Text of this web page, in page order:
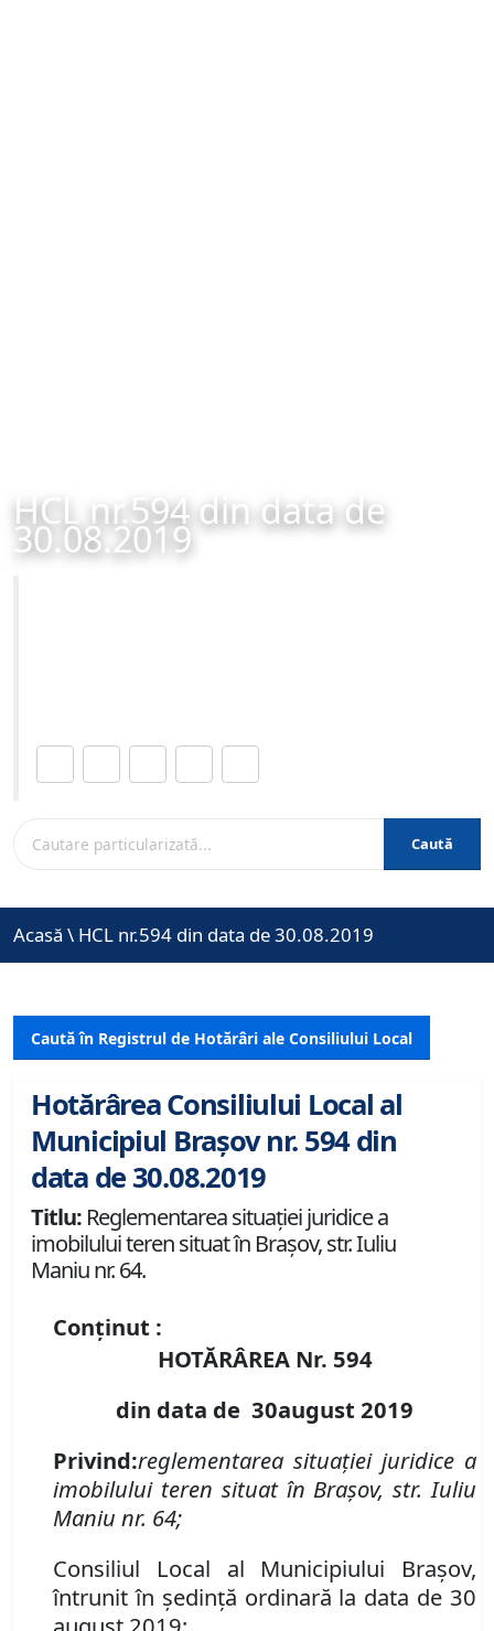
HCL nr.594 din data de
30.08.2019
Caută
Acasă \ HCL nr.594 din data de 30.08.2019
Caută în Registrul de Hotărâri ale Consiliului Local
Hotărârea Consiliului Local al
Municipiul Brașov nr. 594 din
data de 30.08.2019
Titlu: Reglementarea situației juridice a
imobilului teren situat în Brașov, str. Iuliu
Maniu nr. 64.
Conținut :
HOTĂRÂREA Nr. 594
din data de 30august2019
Privind:reglementarea situației juridice a
imobilului teren situat în Brașov, str. Iuliu
Maniu nr. 64;
Consiliul Local al Municipiului Brașov,
întrunit în ședință ordinară la data de 30